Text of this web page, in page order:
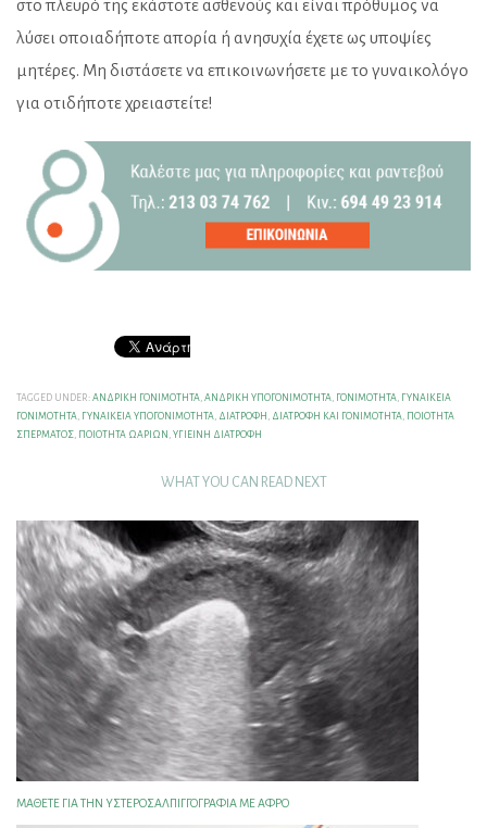
στο πλευρό της εκάστοτε ασθενούς και είναι πρόθυμος να
λύσει οποιαδήποτε απορία ή ανησυχία έχετε ως υποψίες
μητέρες. Μη διστάσετε να επικοινωνήσετε με το γυναικολόγο
για οτιδήποτε χρειαστείτε!
TAGGED UNDER: ΑΝΔΡΙΚΉ ΓΟΝΙΜΌΤΗΤΑ, ΑΝΔΡΙΚΉ ΥΠΟΓΟΝΙΜΌΤΗΤΑ, ΓΟΝΙΜΌΤΗΤΑ, ΓΥΝΑΙΚΕΊΑ
ΓΟΝΙΜΌΤΗΤΑ, ΓΥΝΑΙΚΕΊΑ ΥΠΟΓΟΝΙΜΌΤΗΤΑ, ΔΙΑΤΡΟΦΉ , ΔΙΑΤΡΟΦΉ ΚΑΙ ΓΟΝΙΜΌΤΗΤΑ, ΠΟΙΌΤΗΤΑ
ΣΠΈΡΜΑΤΟΣ, ΠΟΙΌΤΗΤΑ ΩΑΡΊΩΝ , ΥΓΙΕΙΝΉ ΔΙΑΤΡΟΦΉ
WHAT YOU CAN READ NEXT
ΜΆΘΕΤΕ ΓΙΑ ΤΗΝ YΣΤΕΡΟΣΑΛΠΙΓΓΟΓΡΑΦΊΑ ΜΕ AΦΡΌ